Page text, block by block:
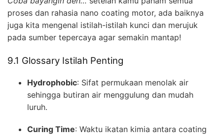
proses dan rahasia nano coating motor, ada baiknya
juga kita mengenal istilah-istilah kunci dan merujuk
pada sumber tepercaya agar semakin mantap!
9.1 Glossary Istilah Penting
Hydrophobic: Sifat permukaan menolak air
sehingga butiran air menggulung dan mudah
luruh.
Curing Time: Waktu ikatan kimia antara coating